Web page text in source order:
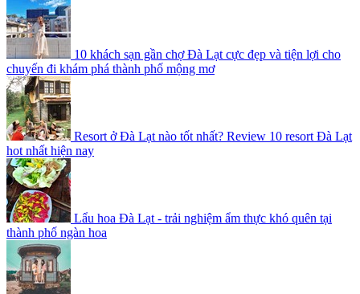
10 khách sạn gần chợ Đà Lạt cực đẹp và tiện lợi cho
chuyến đi khám phá thành phố mộng mơ
Resort ở Đà Lạt nào tốt nhất? Review 10 resort Đà Lạt
hot nhất hiện nay
Lẩu hoa Đà Lạt - trải nghiệm ẩm thực khó quên tại
thành phố ngàn hoa
Xin chào, Chúng tôi ở
đây và sẵn sàng tư vấn.
Hãy cho chúng tôi biết
nhu cầu của bạn!